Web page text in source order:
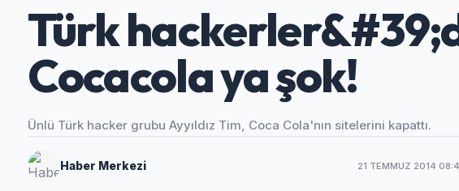
Türk
Cocacola ya şok!
Ünlü Türk hacker grubu Ayyıldız Tim, Coca Cola'nın sitelerini kapattı.
Haber Merkezi 21 TEMMUZ 2014